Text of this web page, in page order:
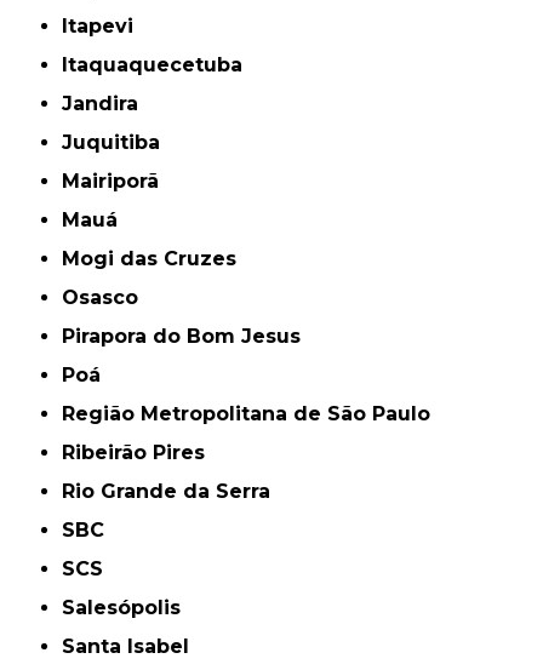
Itapevi
Itaquaquecetuba
Jandira
Juquitiba
Mairiporã
Mauá
Mogi das Cruzes
Osasco
Pirapora do Bom Jesus
Poá
Região Metropolitana de São Paulo
Ribeirão Pires
Rio Grande da Serra
SBC
SCS
Salesópolis
Santa Isabel